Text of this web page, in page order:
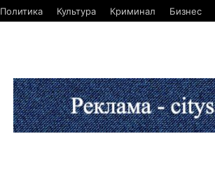
Политика Культура Криминал Бизнес